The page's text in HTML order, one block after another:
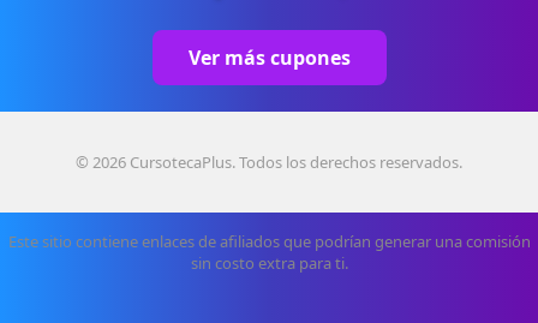
Ver más cupones
© 2026 CursotecaPlus. Todos los derechos reservados.
Este sitio contiene enlaces de afiliados que podrían generar una comisión
sin costo extra para ti.